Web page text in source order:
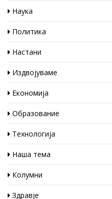
Наука
Политика
Настани
Издвојуваме
Економија
Образование
Технологија
Наша тема
Колумни
Здравје